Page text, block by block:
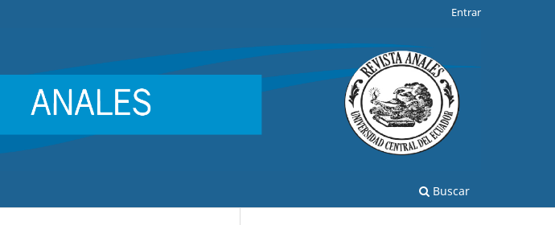
Buscar
Entrar